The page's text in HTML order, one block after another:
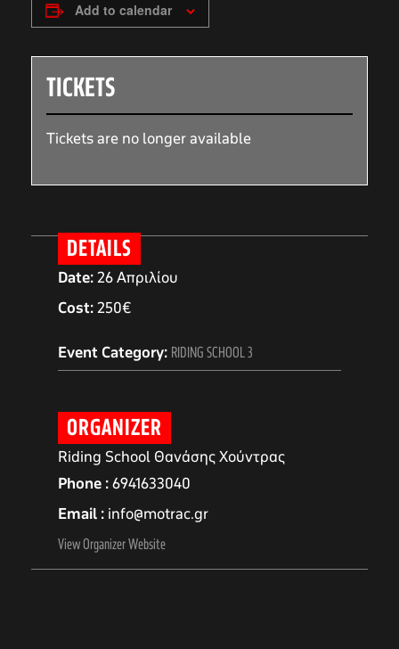
Add to calendar
DETAILS
Date:26 Απριλίου
Cost:250€
Event Category: RIDING SCHOOL 3
ORGANIZER
Riding School Θανάσης Χούντρας
Phone 6941633040
Email info@motrac.gr
View Organizer Website
TICKETS
Tickets are no longer available